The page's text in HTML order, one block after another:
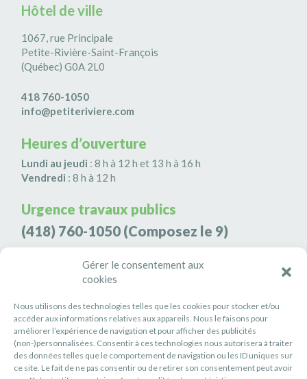
Gérer le consentement aux
cookies
Nous utilisons des technologies telles que les cookies pour stocker et/ou
accéder aux informations relatives aux appareils. Nous le faisons pour
améliorer l’expérience de navigation et pour afficher des publicités
(non-)personnalisées. Consentir à ces technologies nous autorisera à traiter
des données telles que le comportement de navigation ou les ID uniques sur
ce site. Le fait de ne pas consentir ou de retirer son consentement peut avoir
Hôtel de ville
1067, rue Principale
Petite-Rivière-Saint-François
(Québec) G0A 2L0
418 760-1050
info@petiteriviere.com
Heures d’ouverture
Lundi au jeudi : 8 h à 12 h et 13 h à 16 h
Vendredi : 8 h à 12 h
Urgence travaux publics
(418) 760-1050 (Composez le 9)
Agence de sécurité S3K9
(418) 808-9566
#PETITERIVIÈRE
Suivez-nous